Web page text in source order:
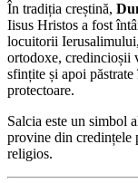
În tradiția creștină,
Iisus Hristos a fost
locuitorii
ortodoxe, credincioșii
sfințite și apoi păstrate
protectoare.
Salcia este un simbol
provine din credințele
religios.